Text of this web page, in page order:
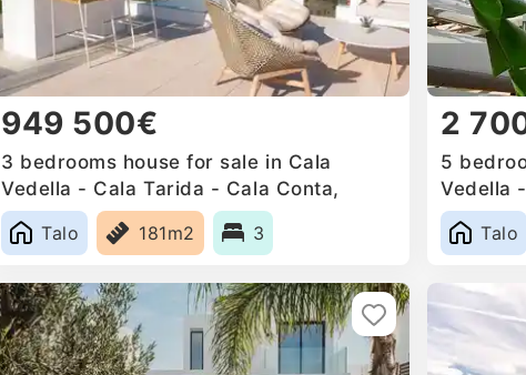
949 500€
3 bedrooms house for sale in Cala
Vedella - Cala Tarida - Cala Conta,
Spain
Talo
181m2 3
2
5
Vedella
Spain
Talo